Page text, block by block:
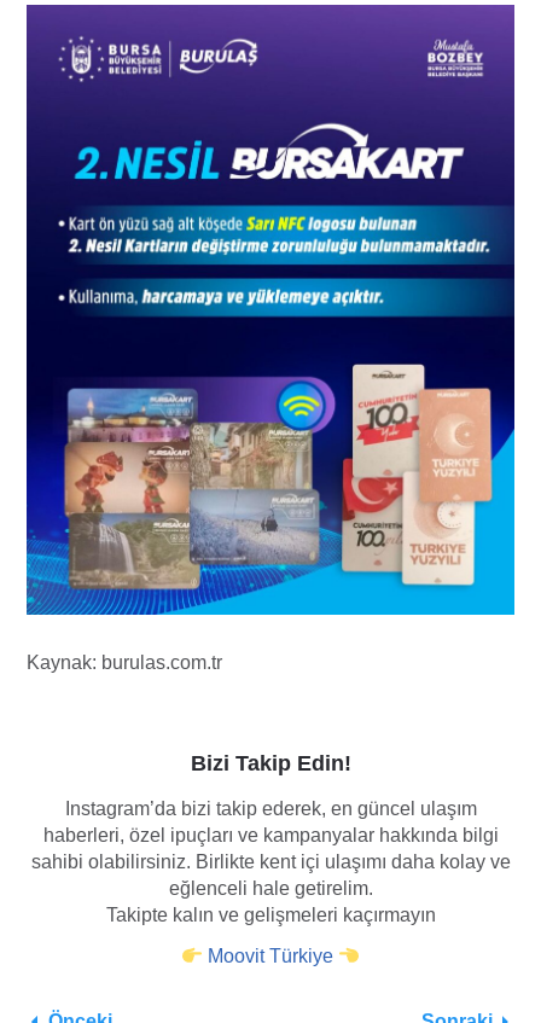
Kaynak: burulas.com.tr
Bizi Takip Edin!
Instagram’da bizi takip ederek, en güncel ulaşım
haberleri, özel ipuçları ve kampanyalar hakkında bilgi
sahibi olabilirsiniz. Birlikte kent içi ulaşımı daha kolay ve
eğlenceli hale getirelim.
Takipte kalın ve gelişmeleri kaçırmayın
Moovit Türkiye